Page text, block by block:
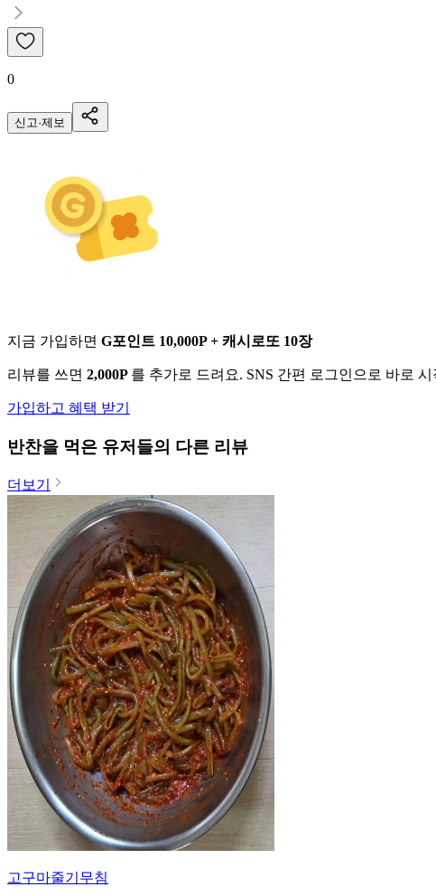
0
신고·제보
지금 가입하면 G포인트 10,000P + 캐시로또 10장
리뷰를 쓰면 2,000P 를 추가로 드려요. SNS 간편 로그인으로 바로
가입하고 혜택 받기
반찬을 먹은 유저들의 다른 리뷰
더보기
고구마줄기무침